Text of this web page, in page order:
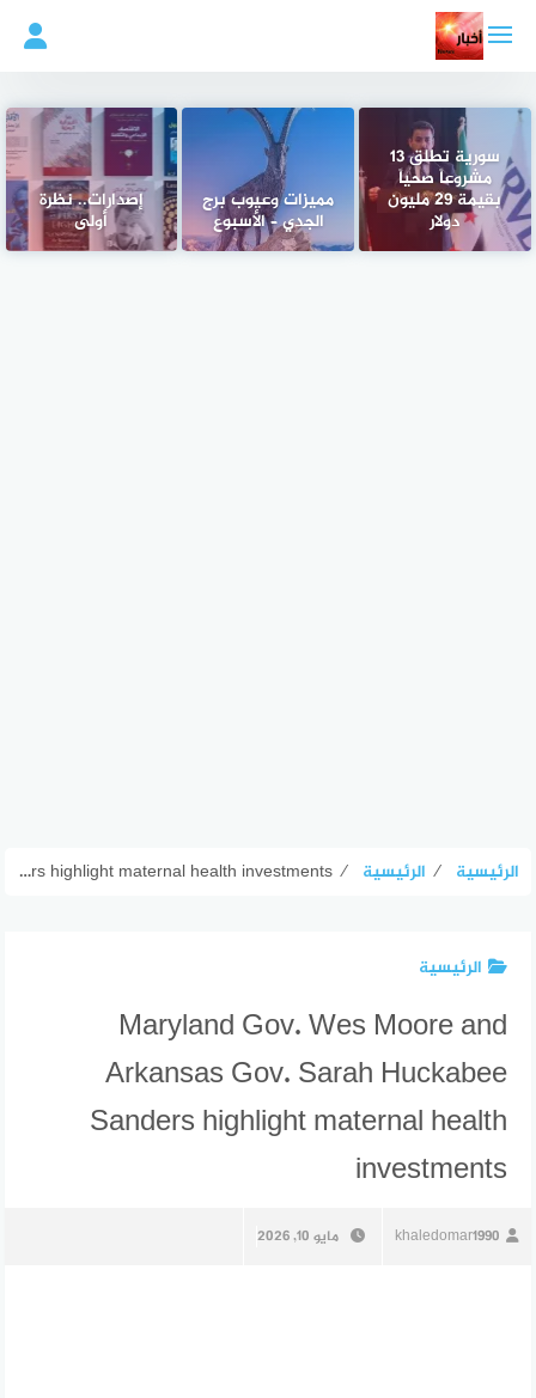
المحتوى
سورية تطلق 13
مشروعاً صحياً
بقيمة 29 مليون
دولار
مميزات وعيوب برج
الجدي – الأسبوع
إصدارات.. نظرة
أولى
الرئيسية ⁄ الرئيسية ⁄
Maryland Gov. Wes Moore and Arkansas Gov. Sarah Huckabee Sanders highlight maternal health investments
الرئيسية
Maryland Gov. Wes Moore and
Arkansas Gov. Sarah Huckabee
Sanders highlight maternal health
investments
khaledomar1990 مايو 10, 2026